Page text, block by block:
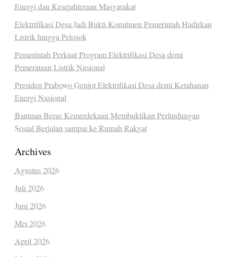
Energi dan Kesejahteraan Masyarakat
Elektrifikasi Desa Jadi Bukti Komitmen Pemerintah Hadirkan
Listrik hingga Pelosok
Pemerintah Perkuat Program Elektrifikasi Desa demi
Pemerataan Listrik Nasional
Presiden Prabowo Genjot Elektrifikasi Desa demi Ketahanan
Energi Nasional
Bantuan Beras Kemerdekaan Membuktikan Perlindungan
Sosial Berjalan sampai ke Rumah Rakyat
Archives
Agustus 2026
Juli 2026
Juni 2026
Mei 2026
April 2026